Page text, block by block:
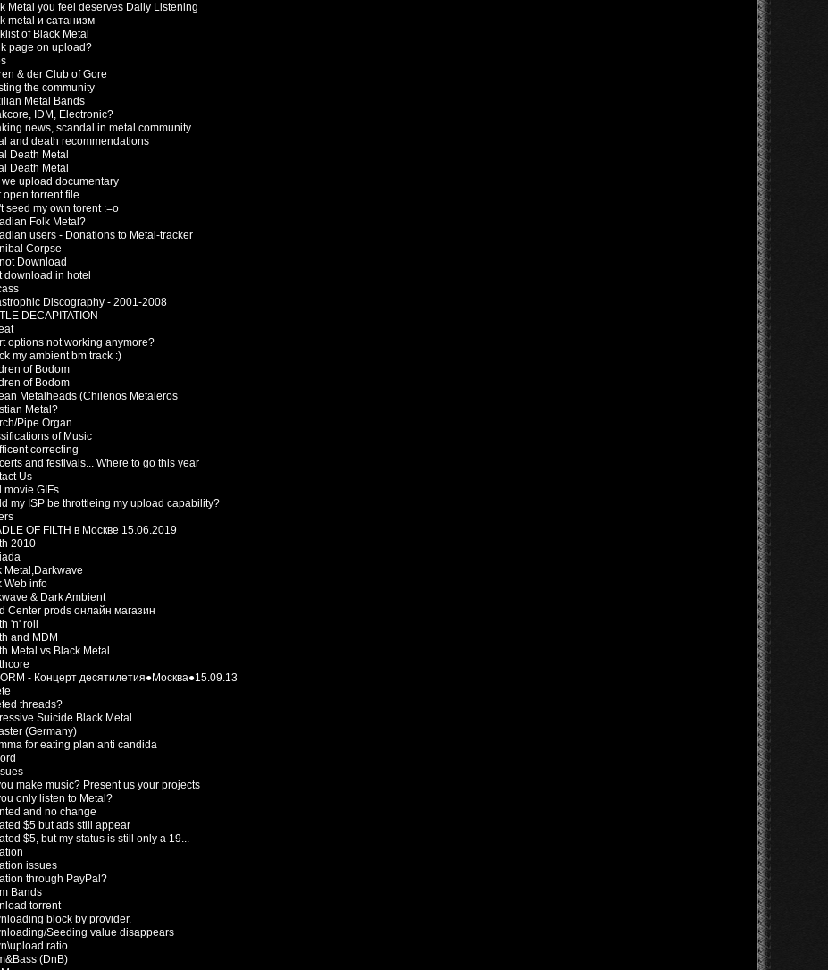
Metal you feel deserves Daily Listening
metal и сатанизм
of Black Metal
page on upload?
& der Club of Gore
the community
Metal Bands
IDM, Electronic?
news, scandal in metal community
and death recommendations
Death Metal
Death Metal
upload documentary
open torrent file
seed my own torent :=o
Folk Metal?
users - Donations to Metal-tracker
Corpse
Download
download in hotel
Discography - 2001-2008
DECAPITATION
options not working anymore?
my ambient bm track :)
of Bodom
of Bodom
Metalheads (Chilenos Metaleros
Metal?
Pipe Organ
of Music
correcting
and festivals... Where to go this year
Us
movie GIFs
my ISP be throttleing my upload capability?
OF FILTH в Москве 15.06.2019
2010
Metal,Darkwave
Web info
& Dark Ambient
Center prods онлайн магазин
'n' roll
and MDM
Metal vs Black Metal
- Концерт десятилетия●Москва●15.09.13
threads?
Suicide Black Metal
(Germany)
for eating plan anti candida
make music? Present us your projects
only listen to Metal?
and no change
$5 but ads still appear
$5, but my status is still only a 19...
issues
through PayPal?
Bands
torrent
block by provider.
Seeding value disappears
ratio
(DnB)